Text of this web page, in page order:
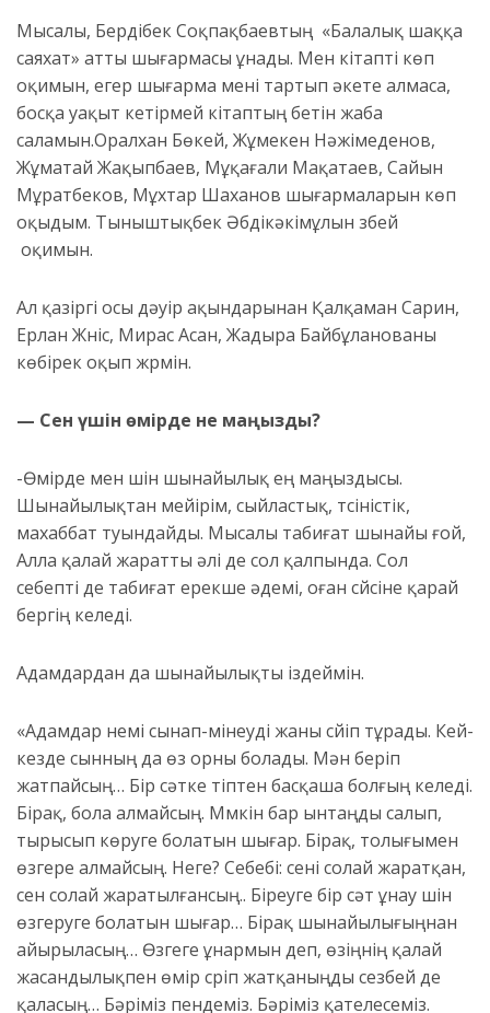
Мысалы, Бердібек Соқпақбаевтың «Балалық шаққа
саяхат» атты шығармасы ұнады. Мен кітапті көп
оқимын, егер шығарма мені тартып әкете алмаса,
босқа уақыт кетірмей кітаптың бетін жаба
саламын.Оралхан Бөкей, Жұмекен Нәжімеденов,
Жұматай Жақыпбаев, Мұқағали Мақатаев, Сайын
Мұратбеков, Мұхтар Шаханов шығармаларын көп
оқыдым. Тыныштықбек Әбдікәкімұлын үзбей
оқимын.
Ал қазіргі осы дәуір ақындарынан Қалқаман Сарин,
Ерлан Жүніс, Мирас Асан, Жадыра Байбұланованы
көбірек оқып жүрмін.
— Сен үшін өмірде не маңызды?
-Өмірде мен үшін шынайылық ең маңыздысы.
Шынайылықтан мейірім, сыйластық, түсіністік,
махаббат туындайды. Мысалы табиғат шынайы ғой,
Алла қалай жаратты әлі де сол қалпында. Сол
себепті де табиғат ерекше әдемі, оған сүйсіне қарай
бергің келеді.
Адамдардан да шынайылықты іздеймін.
«Адамдар үнемі сынап-мінеуді жаны сүйіп тұрады. Кей-
кезде сынның да өз орны болады. Мəн беріп
жатпайсың… Бір сəтке тіптен басқаша болғың келеді.
Бірақ, бола алмайсың. Мүмкін бар ынтаңды салып,
тырысып көруге болатын шығар. Бірақ, толығымен
өзгере алмайсың. Неге? Себебі: сені солай жаратқан,
сен солай жаратылғансың.. Біреуге бір сəт ұнау үшін
өзгеруге болатын шығар… Бірақ шынайылығыңнан
айырыласың… Өзгеге ұнармын деп, өзіңнің қалай
жасандылықпен өмір сүріп жатқаныңды сезбей де
қаласың… Бəріміз пендеміз. Бəріміз қателесеміз.